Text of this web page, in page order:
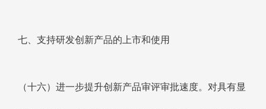
七、支持研发创新产品的上市和使用
（十六）进一步提升创新产品审评审批速度。对具有显